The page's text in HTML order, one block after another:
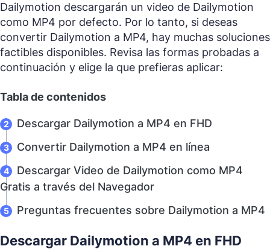
Dailymotion descargarán un video de Dailymotion
como MP4 por defecto. Por lo tanto, si deseas
convertir Dailymotion a MP4, hay muchas soluciones
factibles disponibles. Revisa las formas probadas a
continuación y elige la que prefieras aplicar:
Tabla de contenidos
Descargar Dailymotion a MP4 en FHD
Convertir Dailymotion a MP4 en línea
Descargar Video de Dailymotion como MP4
Gratis a través del Navegador
Preguntas frecuentes sobre Dailymotion a MP4
Descargar Dailymotion a MP4 en FHD